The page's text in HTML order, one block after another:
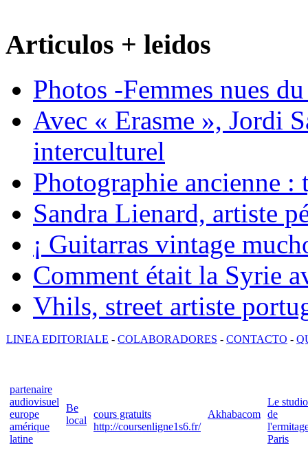
Articulos + leidos
Photos -Femmes nues
Avec « Erasme », Jordi
interculturel
Photographie ancienne :
Sandra Lienard, artiste
¡ Guitarras vintage
Comment était la Syrie
Vhils, street artiste
LINEA EDITORIALE - COLABORADORES - CONTACTO -
partenaire
audiovisuel
europe
amérique
latine
Be
local
cours gratuits
http://coursenligne1s6.fr/
Akhabacom
Le studio
de
Paris